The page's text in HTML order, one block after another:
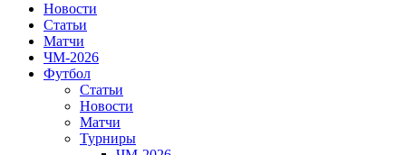
Новости
Статьи
Матчи
ЧМ-2026
Футбол
Статьи
Новости
Матчи
Турниры